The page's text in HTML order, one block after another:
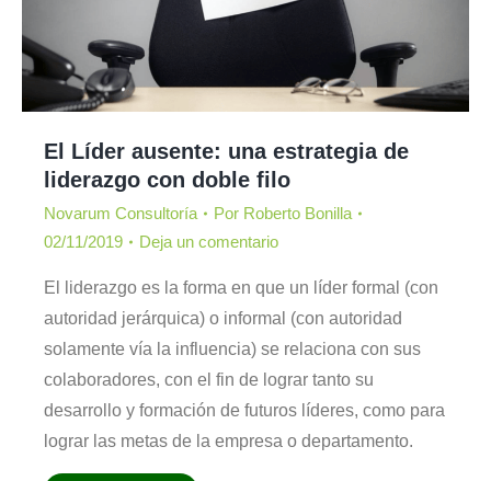
El Líder ausente: una estrategia de
liderazgo con doble filo
Novarum Consultoría Por Roberto Bonilla
02/11/2019
Deja un comentario
El liderazgo es la forma en que un líder formal (con
autoridad jerárquica) o informal (con autoridad
solamente vía la influencia) se relaciona con sus
colaboradores, con el fin de lograr tanto su
desarrollo y formación de futuros líderes, como para
lograr las metas de la empresa o departamento.